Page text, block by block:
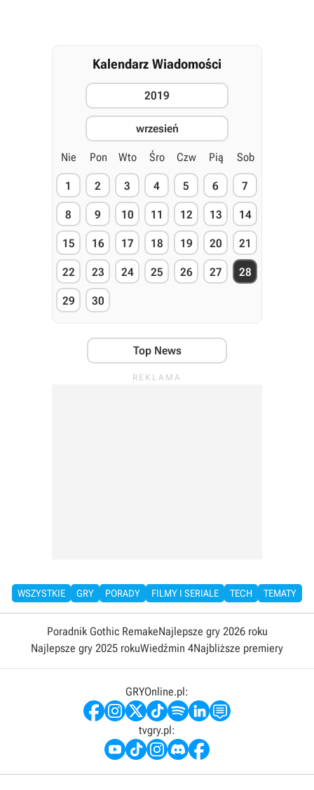
Kalendarz Wiadomości
2019
wrzesień
Nie Pon Wto Śro Czw Pią Sob
1 2 3 4 5 6 7
8 9 10 11 12 13 14
15 16 17 18 19 20 21
22 23 24 25 26 27 28
29 30
Top News
WSZYSTKIE GRY PORADY FILMY I SERIALE TECH TEMATY
Poradnik Gothic RemakeNajlepsze gry 2026 roku
Najlepsze gry 2025 rokuWiedźmin 4Najbliższe premiery
GRYOnline.pl:
tvgry.pl: